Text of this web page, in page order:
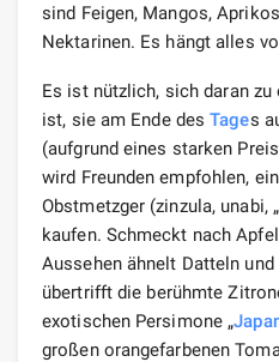
sind Feigen, Mangos,
Nektarinen. Es hängt alles
Es ist nützlich, sich daran zu
ist, sie am Ende desTages
(aufgrund eines starken
wird Freunden empfohlen,
Obstmetzger (zinzula, unabi,
kaufen. Schmeckt nach
Aussehen ähnelt Datteln
übertrifft die berühmte
exotischen Persimone „
großen orangefarbenen